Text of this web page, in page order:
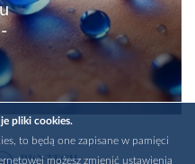
pliki cookies.
to będą one zapisane w pamięci
możesz zmienić ustawienia